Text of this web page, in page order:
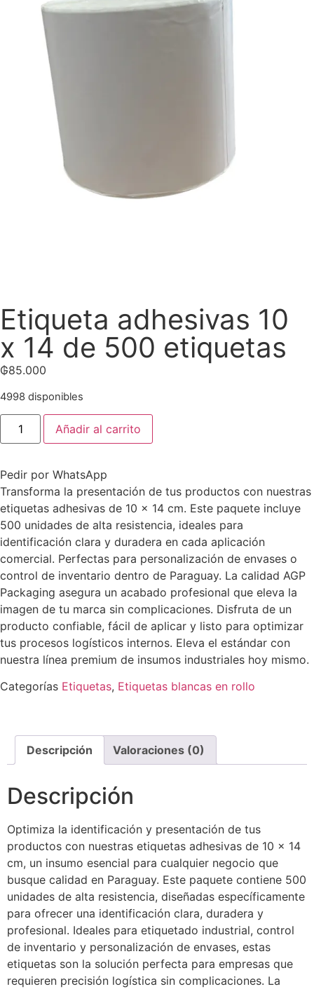
Etiqueta adhesivas 10
x 14 de 500 etiquetas
₲85.000
4998 disponibles
Añadir al carrito
Pedir por WhatsApp
Transforma la presentación de tus productos con nuestras
etiquetas adhesivas de 10 x 14 cm. Este paquete incluye
500 unidades de alta resistencia, ideales para
identificación clara y duradera en cada aplicación
comercial. Perfectas para personalización de envases o
control de inventario dentro de Paraguay. La calidad AGP
Packaging asegura un acabado profesional que eleva la
imagen de tu marca sin complicaciones. Disfruta de un
producto confiable, fácil de aplicar y listo para optimizar
tus procesos logísticos internos. Eleva el estándar con
nuestra línea premium de insumos industriales hoy mismo.
Categorías Etiquetas, Etiquetas blancas en rollo
Descripción Valoraciones (0)
Descripción
Optimiza la identificación y presentación de tus
productos con nuestras etiquetas adhesivas de 10 x 14
cm, un insumo esencial para cualquier negocio que
busque calidad en Paraguay. Este paquete contiene 500
unidades de alta resistencia, diseñadas específicamente
para ofrecer una identificación clara, duradera y
profesional. Ideales para etiquetado industrial, control
de inventario y personalización de envases, estas
etiquetas son la solución perfecta para empresas que
requieren precisión logística sin complicaciones. La